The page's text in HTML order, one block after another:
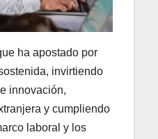
ha apostado por
invirtiendo
innovación,
y cumpliendo
laboral y los